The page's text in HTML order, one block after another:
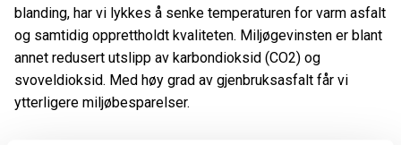
blanding, har vi lykkes å senke temperaturen for varm asfalt
og samtidig opprettholdt kvaliteten. Miljøgevinsten er blant
annet redusert utslipp av karbondioksid (CO2) og
svoveldioksid. Med høy grad av gjenbruksasfalt får vi
ytterligere miljøbesparelser.